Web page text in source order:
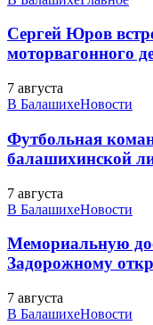
Сергей Юров
моторвагонного
7 августа
В БалашихеНовости
Футбольная
балашихинской
7 августа
В БалашихеНовости
Мемориальную
Задорожному
7 августа
В БалашихеНовости